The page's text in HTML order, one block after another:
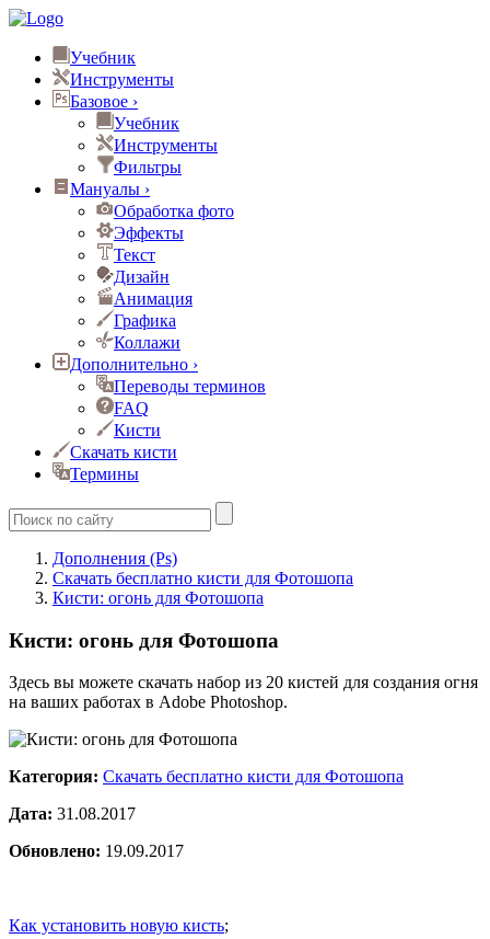
Учебник
Инструменты
Базовое ›
Учебник
Инструменты
Фильтры
Мануалы ›
Обработка фото
Эффекты
Текст
Дизайн
Анимация
Графика
Коллажи
Дополнительно ›
Переводы терминов
FAQ
Кисти
Скачать кисти
Термины
Дополнения (Ps)
Скачать бесплатно кисти для Фотошопа
Кисти: огонь для Фотошопа
Кисти: огонь для Фотошопа
Здесь вы можете скачать набор из 20 кистей для создания огня
на ваших работах в Adobe Photoshop.
Категория: Скачать бесплатно кисти для Фотошопа
Дата: 31.08.2017
Обновлено: 19.09.2017
Как установить новую кисть;